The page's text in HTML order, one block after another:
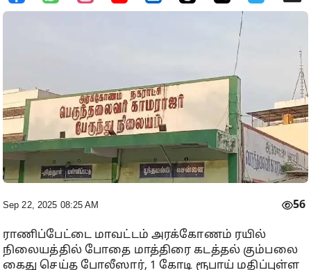
Sep 22, 2025 08:25 AM 56
ராணிப்பேட்டை மாவட்டம் அரக்கோணம் ரயில்
நிலையத்தில் போதை மாத்திரை கடத்தல் கும்பலை
கைது செய்த போலீஸார், 1 கோடி ரூபாய் மதிப்புள்ள